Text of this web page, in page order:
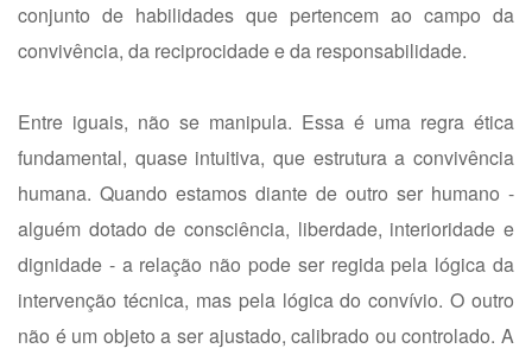
conjunto de habilidades que pertencem ao campo da
convivência, da reciprocidade e da responsabilidade.
Entre iguais, não se manipula. Essa é uma regra ética
fundamental, quase intuitiva, que estrutura a convivência
humana. Quando estamos diante de outro ser humano -
alguém dotado de consciência, liberdade, interioridade e
dignidade - a relação não pode ser regida pela lógica da
intervenção técnica, mas pela lógica do convívio. O outro
não é um objeto a ser ajustado, calibrado ou controlado. A